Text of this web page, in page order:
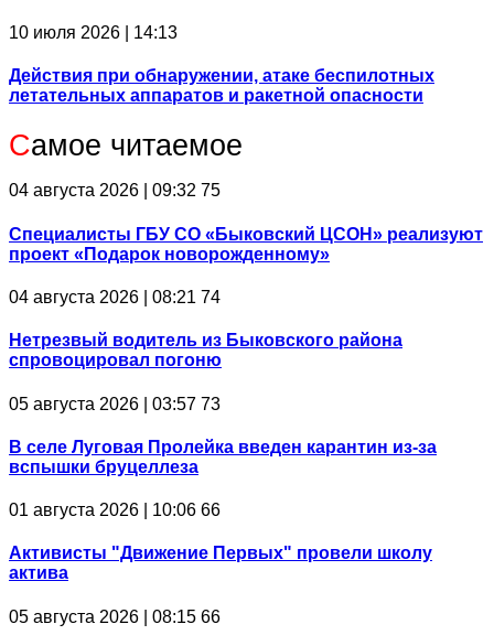
10 июля 2026 | 14:13
Действия при обнаружении, атаке беспилотных
летательных аппаратов и ракетной опасности
Самое читаемое
04 августа 2026 | 09:32 75
Специалисты ГБУ СО «Быковский ЦСОН» реализуют
проект «Подарок новорожденному»
04 августа 2026 | 08:21 74
Нетрезвый водитель из Быковского района
спровоцировал погоню
05 августа 2026 | 03:57 73
В селе Луговая Пролейка введен карантин из-за
вспышки бруцеллеза
01 августа 2026 | 10:06 66
Активисты "Движение Первых" провели школу
актива
05 августа 2026 | 08:15 66